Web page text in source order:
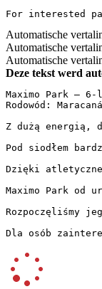
For interested
Automatische
Automatische
Automatische
Deze tekst werd
Maximo Park –
Rodowód:
Z dużą energią,
Pod siodłem
Dzięki
Maximo Park od
Rozpoczęliśmy
Dla osób